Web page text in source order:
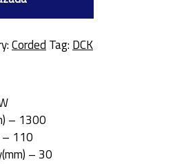
Corded Tag: DCK
– 1300
– 110
– 30